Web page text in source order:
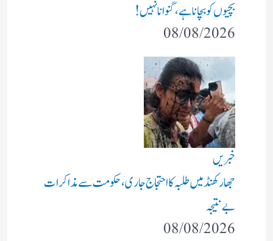
بچیوں کو بچانا ہے، گنوانا نہیں!
08/08/2026
خبریں
جھارکھنڈ میں طلبہ کا احتجاج جاری، حکومت سے مذاکرات
بے نتیجہ
08/08/2026